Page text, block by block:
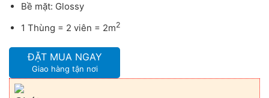
Bề mặt: Glossy
1 Thùng = 2 viên = 2m2
ĐẶT MUA NGAY
Giao hàng tận nơi